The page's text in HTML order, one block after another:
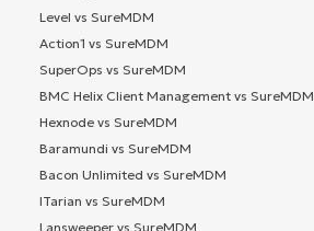
Level vs SureMDM
Action1 vs SureMDM
SuperOps vs SureMDM
BMC Helix Client Management vs SureMDM
Hexnode vs SureMDM
Baramundi vs SureMDM
Bacon Unlimited vs SureMDM
ITarian vs SureMDM
Lansweeper vs SureMDM